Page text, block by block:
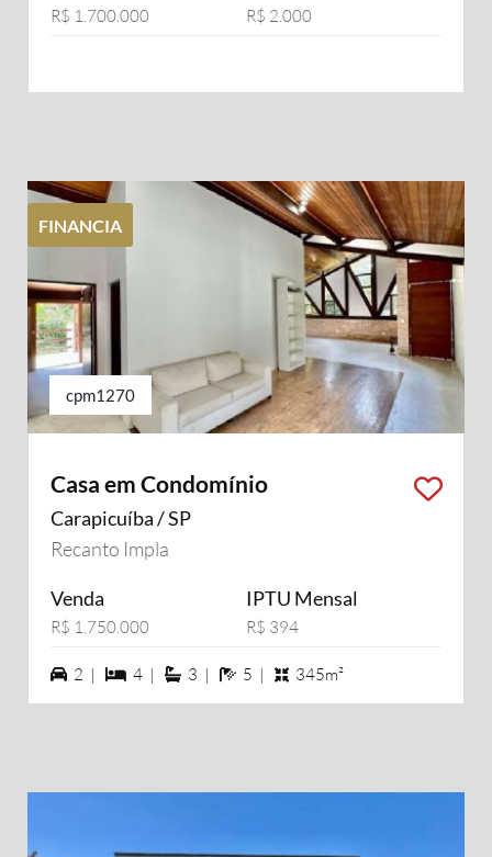
R$ 1.700.000 R$ 2.000
FINANCIA
cpm1270
Casa em Condomínio
Carapicuíba / SP
Recanto Impla
Venda
R$ 1.750.000
IPTU Mensal
R$ 394
2 vagas na garagem
2 | 4 dormiórios
4 | 3 suítes
3 | 5 banheiros
5 | 345m²